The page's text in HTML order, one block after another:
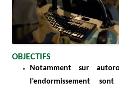
OBJECTIFS
Notamment sur
l’endormissement